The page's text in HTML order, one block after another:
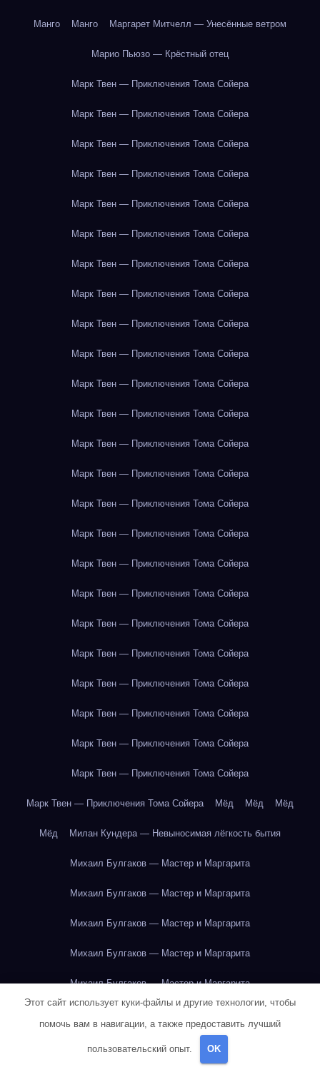
Манго Манго Маргарет Митчелл — Унесённые ветром
Марио Пьюзо — Крёстный отец
Марк Твен — Приключения Тома Сойера
Марк Твен — Приключения Тома Сойера
Марк Твен — Приключения Тома Сойера
Марк Твен — Приключения Тома Сойера
Марк Твен — Приключения Тома Сойера
Марк Твен — Приключения Тома Сойера
Марк Твен — Приключения Тома Сойера
Марк Твен — Приключения Тома Сойера
Марк Твен — Приключения Тома Сойера
Марк Твен — Приключения Тома Сойера
Марк Твен — Приключения Тома Сойера
Марк Твен — Приключения Тома Сойера
Марк Твен — Приключения Тома Сойера
Марк Твен — Приключения Тома Сойера
Марк Твен — Приключения Тома Сойера
Марк Твен — Приключения Тома Сойера
Марк Твен — Приключения Тома Сойера
Марк Твен — Приключения Тома Сойера
Марк Твен — Приключения Тома Сойера
Марк Твен — Приключения Тома Сойера
Марк Твен — Приключения Тома Сойера
Марк Твен — Приключения Тома Сойера
Марк Твен — Приключения Тома Сойера
Марк Твен — Приключения Тома Сойера
Марк Твен — Приключения Тома Сойера Мёд Мёд Мёд
Мёд Милан Кундера — Невыносимая лёгкость бытия
Михаил Булгаков — Мастер и Маргарита
Михаил Булгаков — Мастер и Маргарита
Михаил Булгаков — Мастер и Маргарита
Михаил Булгаков — Мастер и Маргарита
Михаил Булгаков — Мастер и Маргарита
Михаил Булгаков — Мастер и Маргарита
Этот сайт использует куки-файлы и другие технологии, чтобы
помочь вам в навигации, а также предоставить лучший
пользовательский опыт. OK